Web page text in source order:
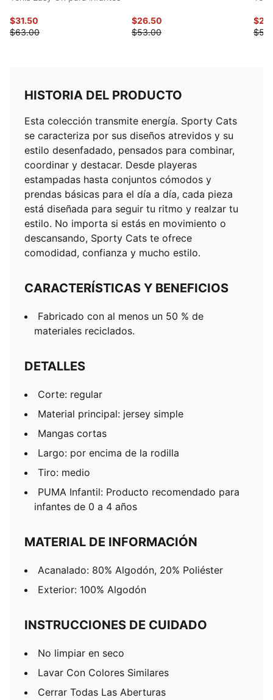
$31.50
$63.00
$26.50
$53.00
HISTORIA DEL PRODUCTO
Esta colección transmite energía. Sporty Cats
se caracteriza por sus diseños atrevidos y su
estilo desenfadado, pensados para combinar,
coordinar y destacar. Desde playeras
estampadas hasta conjuntos cómodos y
prendas básicas para el día a día, cada pieza
está diseñada para seguir tu ritmo y realzar tu
estilo. No importa si estás en movimiento o
descansando, Sporty Cats te ofrece
comodidad, confianza y mucho estilo.
CARACTERÍSTICAS Y BENEFICIOS
Fabricado con al menos un 50 % de
materiales reciclados.
DETALLES
Corte: regular
Material principal: jersey simple
Mangas cortas
Largo: por encima de la rodilla
Tiro: medio
PUMA Infantil: Producto recomendado para
infantes de 0 a 4 años
MATERIAL DE INFORMACIÓN
Acanalado: 80% Algodón, 20% Poliéster
Exterior: 100% Algodón
INSTRUCCIONES DE CUIDADO
No limpiar en seco
Lavar Con Colores Similares
Cerrar Todas Las Aberturas